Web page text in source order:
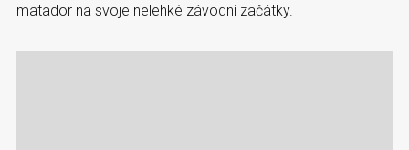
matador na svoje nelehké závodní začátky.